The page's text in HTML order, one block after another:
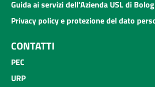
Guida ai servizi dell'Azienda USL di
Privacy policy e protezione del dato
CONTATTI
PEC
URP